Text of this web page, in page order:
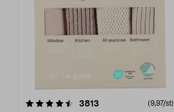
3813 (9,97/st)
4.0av 5 stjärnor